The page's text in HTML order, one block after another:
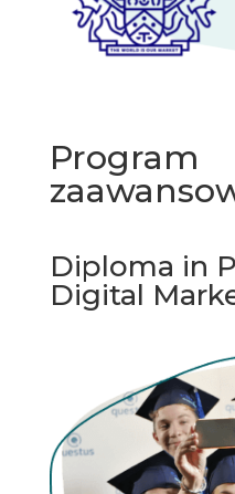
Program
Diploma in
Digital